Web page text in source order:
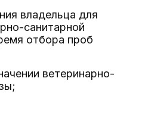
владельца для
санитарной
отбора проб
ветеринарно-